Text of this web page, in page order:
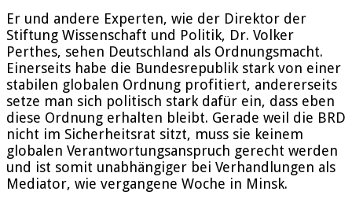
Er und andere Experten, wie der Direktor der
Stiftung Wissenschaft und Politik, Dr. Volker
Perthes, sehen Deutschland als Ordnungsmacht.
Einerseits habe die Bundesrepublik stark von einer
stabilen globalen Ordnung profitiert, andererseits
setze man sich politisch stark dafür ein, dass eben
diese Ordnung erhalten bleibt. Gerade weil die BRD
nicht im Sicherheitsrat sitzt, muss sie keinem
globalen Verantwortungsanspruch gerecht werden
und ist somit unabhängiger bei Verhandlungen als
Mediator, wie vergangene Woche in Minsk.